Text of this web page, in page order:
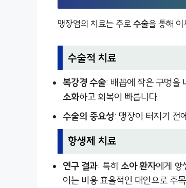
맹장염의 치료는 주로수술을 통해
수술적 치료
복강경 수술: 배꼽에 작은 구멍을
소화하고 회복이 빠릅니다.
수술의 중요성: 맹장이 터지기 전
항생제 치료
연구 결과: 특히 소아 환자에게 항
이는 비용 효율적인 대안으로 주